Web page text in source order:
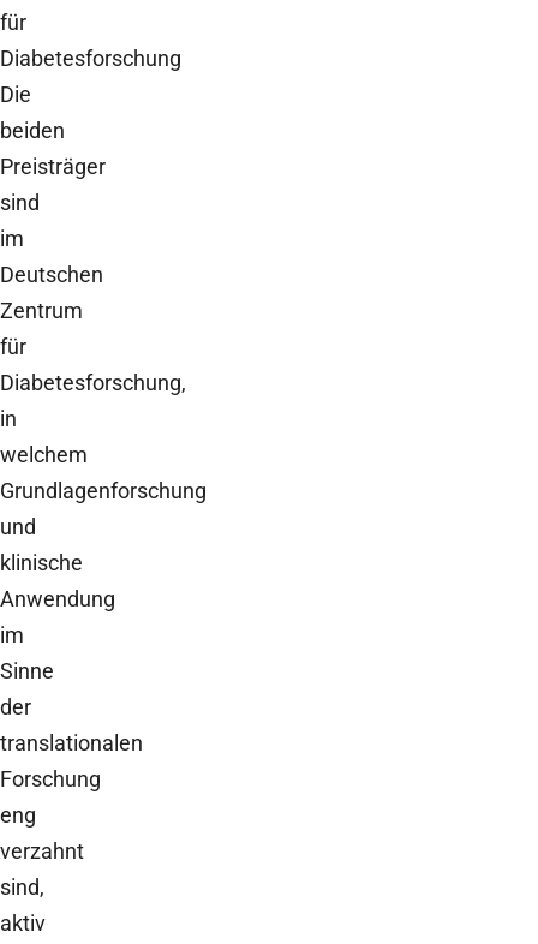
für
Diabetesforschung
Die
beiden
Preisträger
sind
im
Deutschen
Zentrum
für
Diabetesforschung,
in
welchem
Grundlagenforschung
und
klinische
Anwendung
im
Sinne
der
translationalen
Forschung
eng
verzahnt
sind,
aktiv